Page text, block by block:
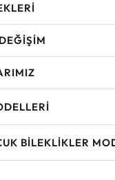
BILEKLIKLER